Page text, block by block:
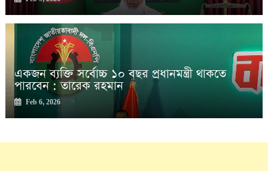
একজন ব্যক্তি সর্বোচ্চ ১০ বছর প্রধানমন্ত্রী থাকতে
পারবেন : তারেক রহমান
Feb 6, 2026